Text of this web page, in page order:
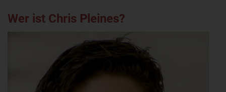
Wer ist Chris Pleines?